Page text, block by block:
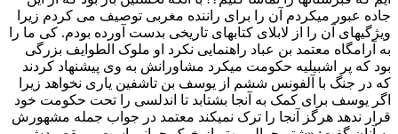
جاده عبور میکردم آن را برای راننده مغربی توصیف می کردم زیرا
ویژگیهای آن را از لابلای کتابهای تاریخی بدست آورده بودم. کی ما را
به آرامگاه معتمد بن عباد راهنمایی نکرد او ملوک الطوایف بزرگی
بود که پر اشبیلیه حکومت میکرد مشاورانش به وی پیشنهاد کردند
که در جنگ با آلفونس ششم از یوسف بن تاشفین یاری نخواهد زیرا
اگر یوسف برای کمک به آنجا بشتابد تا اندلسی را تحت حکومت خود
قرار ندهد هرگز آنجا را ترک نمیکند معتمد در جواب جمله مشهورش